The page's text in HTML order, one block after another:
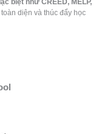
diện và thúc đẩy học